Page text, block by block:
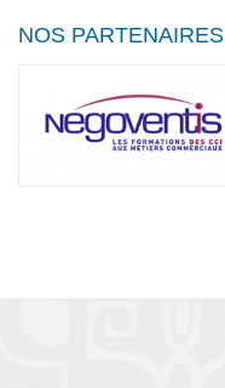
NOS PARTENAIRES